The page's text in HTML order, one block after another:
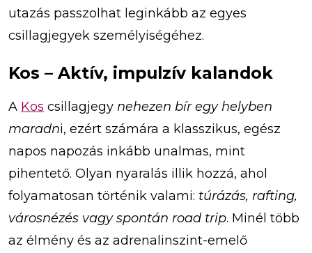
utazás passzolhat leginkább az egyes
csillagjegyek személyiségéhez.
Kos – Aktív, impulzív kalandok
A Kos csillagjegy nehezen bír egy helyben
maradni, ezért számára a klasszikus, egész
napos napozás inkább unalmas, mint
pihentető. Olyan nyaralás illik hozzá, ahol
folyamatosan történik valami: túrázás, rafting,
városnézés vagy spontán road trip. Minél több
az élmény és az adrenalinszint-emelő